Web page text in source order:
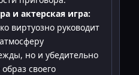
и актерская игра:
виртуозно руководит
но и убедительно
своего